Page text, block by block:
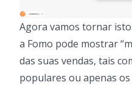
Agora vamos tornar
a Fomo pode mostrar
das suas vendas, tais
populares ou apenas